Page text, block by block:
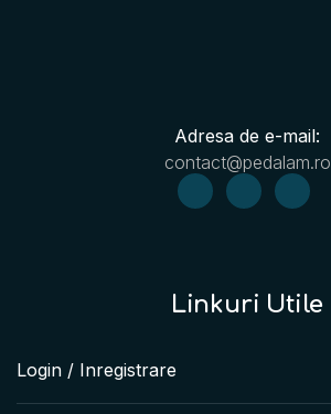
Adresa de e-mail:
contact@pedalam.ro
Linkuri Utile
Login / Inregistrare